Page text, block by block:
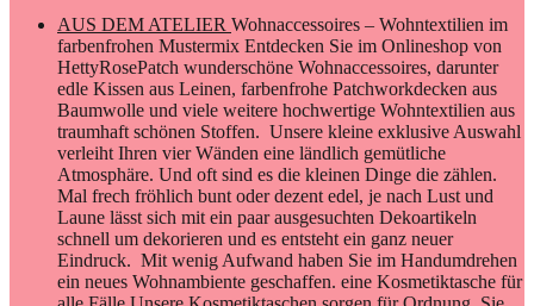
AUS DEM ATELIER Wohnaccessoires – Wohntextilien im
farbenfrohen Mustermix Entdecken Sie im Onlineshop von
HettyRosePatch wunderschöne Wohnaccessoires, darunter
edle Kissen aus Leinen, farbenfrohe Patchworkdecken aus
Baumwolle und viele weitere hochwertige Wohntextilien aus
traumhaft schönen Stoffen. Unsere kleine exklusive Auswahl
verleiht Ihren vier Wänden eine ländlich gemütliche
Atmosphäre. Und oft sind es die kleinen Dinge die zählen.
Mal frech fröhlich bunt oder dezent edel, je nach Lust und
Laune lässt sich mit ein paar ausgesuchten Dekoartikeln
schnell um dekorieren und es entsteht ein ganz neuer
Eindruck. Mit wenig Aufwand haben Sie im Handumdrehen
ein neues Wohnambiente geschaffen. eine Kosmetiktasche für